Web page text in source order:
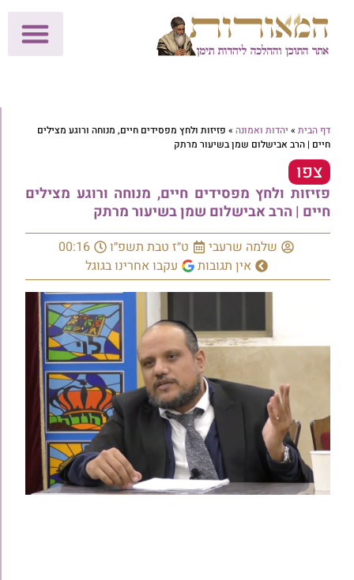
דף הבית » יהדות ואמונה » פזיזות ולחץ מפסידים חיים, מנוחה ורוגע מצילים
חיים | הרב אבישלום שמן בשיעור מרתק
צפו
פזיזות ולחץ מפסידים חיים, מנוחה ורוגע מצילים
חיים | הרב אבישלום שמן בשיעור מרתק
שלמה שרעבי ט״ז טבת תשפ״ו
00:16
אין תגובות
עקבו אחרינו בגוגל